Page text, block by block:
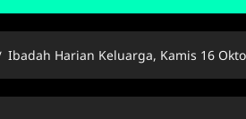
Ibadah Harian Keluarga, Kamis 16